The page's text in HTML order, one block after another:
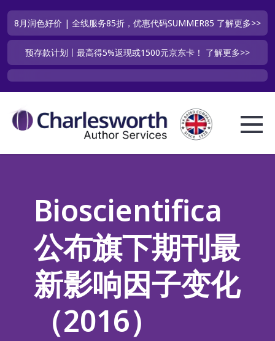
8月润色好价 | 全线服务85折，优惠代码SUMMER85 了解更多>>
预存款计划丨最高得5%返现或1500元京东卡！ 了解更多>>
Bioscientifica
公布旗下期刊最
新影响因子变化
（2016）